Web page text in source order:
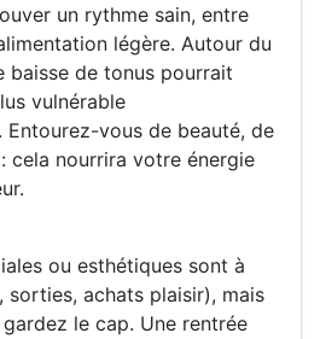
un rythme sain, entre
légère. Autour du
baisse de tonus pourrait
vulnérable
Entourez-vous de beauté, de
cela nourrira votre énergie
ou esthétiques sont à
sorties, achats plaisir), mais
le cap. Une rentrée